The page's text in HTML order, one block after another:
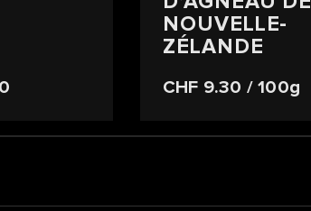
NOUVELLE-
ZÉLANDE
CHF 9.30 / 100g